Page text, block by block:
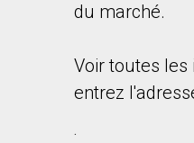
du marché.
Voir toutes les
entrez
.